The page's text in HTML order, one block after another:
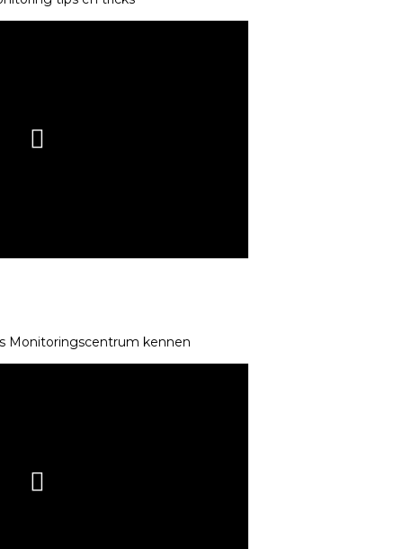
Monitoringscentrum kennen